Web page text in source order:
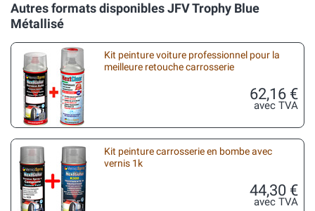
Autres formats disponibles JFV Trophy Blue
Métallisé
Kit peinture voiture professionnel pour la
meilleure retouche carrosserie
62,16 €
avec TVA
Kit peinture carrosserie en bombe avec
vernis 1k
44,30 €
avec TVA